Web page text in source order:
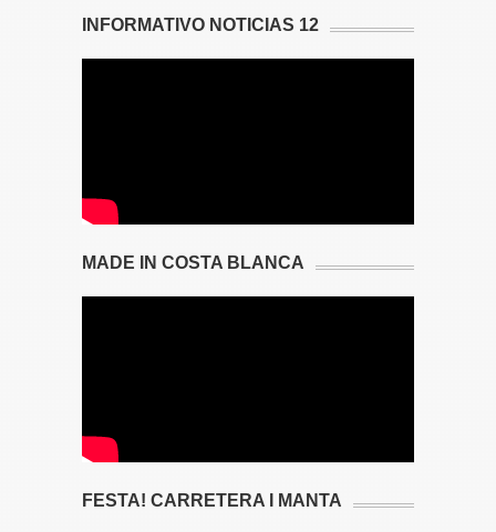
INFORMATIVO NOTICIAS 12
MADE IN COSTA BLANCA
FESTA! CARRETERA I MANTA